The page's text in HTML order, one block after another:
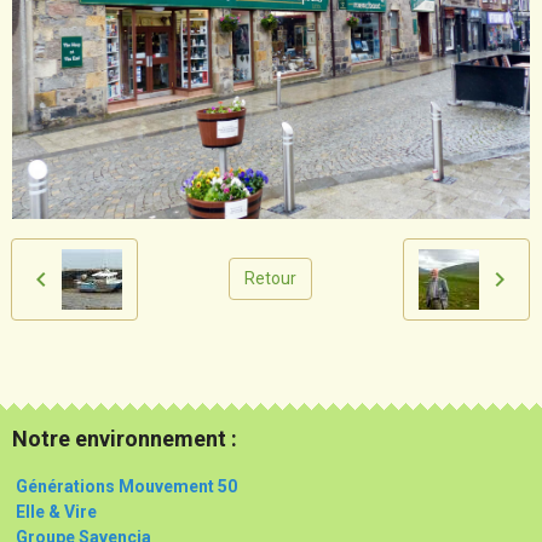
Retour
Notre environnement :
Générations Mouvement 50
Elle & Vire
Groupe Savencia